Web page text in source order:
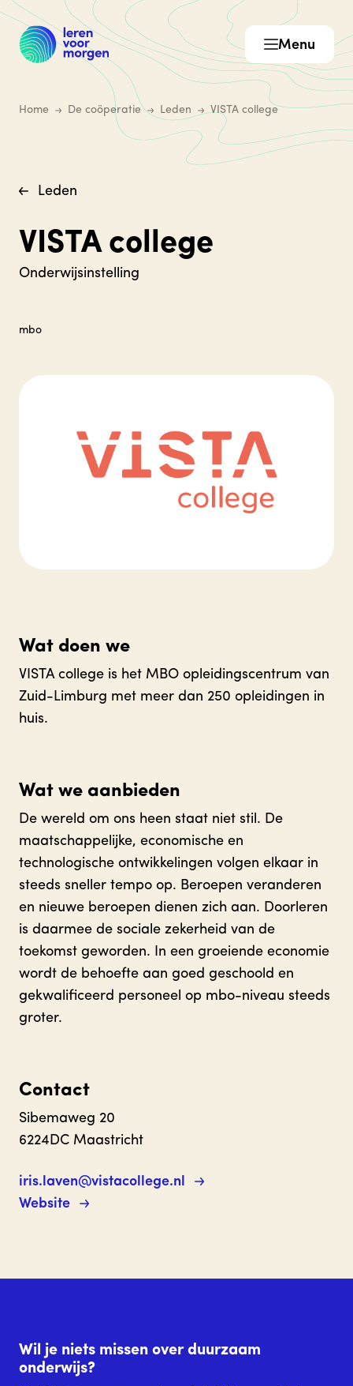
Menu
Home De coöperatie Leden VISTA college
Leden
VISTA college
Onderwijsinstelling
mbo
Wat doen we
VISTA college is het MBO opleidingscentrum van
Zuid-Limburg met meer dan 250 opleidingen in
huis.
Wat we aanbieden
De wereld om ons heen staat niet stil. De
maatschappelijke, economische en
technologische ontwikkelingen volgen elkaar in
steeds sneller tempo op. Beroepen veranderen
en nieuwe beroepen dienen zich aan. Doorleren
is daarmee de sociale zekerheid van de
toekomst geworden. In een groeiende economie
wordt de behoefte aan goed geschoold en
gekwalificeerd personeel op mbo-niveau steeds
groter.
Contact
Sibemaweg 20
6224DC Maastricht
iris.laven@vistacollege.nl
Website
Wil je niets missen over duurzaam
onderwijs?